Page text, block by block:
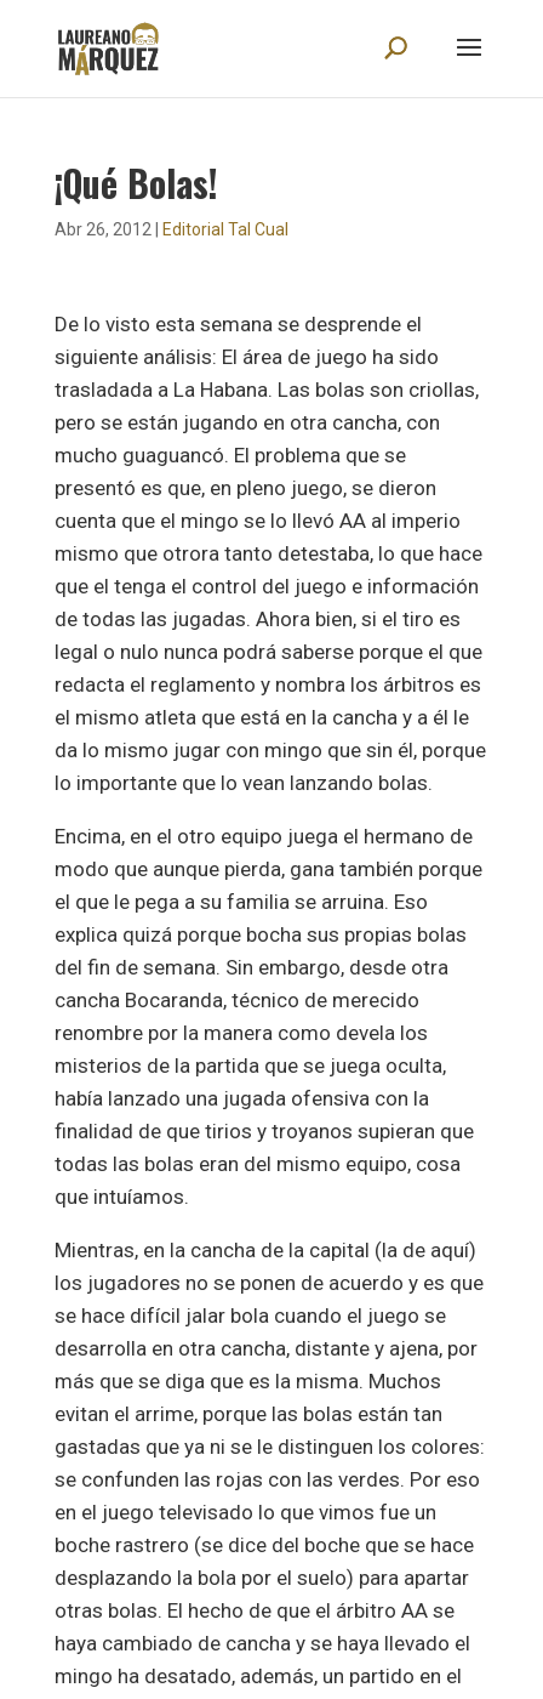
¡Qué Bolas!
Abr 26, 2012 Editorial Tal Cual
De lo visto esta semana se desprende el
siguiente análisis: El área de juego ha sido
trasladada a La Habana. Las bolas son criollas,
pero se están jugando en otra cancha, con
mucho guaguancó. El problema que se
presentó es que, en pleno juego, se dieron
cuenta que el mingo se lo llevó AA al imperio
mismo que otrora tanto detestaba, lo que hace
que el tenga el control del juego e información
de todas las jugadas. Ahora bien, si el tiro es
legal o nulo nunca podrá saberse porque el que
redacta el reglamento y nombra los árbitros es
el mismo atleta que está en la cancha y a él le
da lo mismo jugar con mingo que sin él, porque
lo importante que lo vean lanzando bolas.
Encima, en el otro equipo juega el hermano de
modo que aunque pierda, gana también porque
el que le pega a su familia se arruina. Eso
explica quizá porque bocha sus propias bolas
del fin de semana. Sin embargo, desde otra
cancha Bocaranda, técnico de merecido
renombre por la manera como devela los
misterios de la partida que se juega oculta,
había lanzado una jugada ofensiva con la
finalidad de que tirios y troyanos supieran que
todas las bolas eran del mismo equipo, cosa
que intuíamos.
Mientras, en la cancha de la capital (la de aquí)
los jugadores no se ponen de acuerdo y es que
se hace difícil jalar bola cuando el juego se
desarrolla en otra cancha, distante y ajena, por
más que se diga que es la misma. Muchos
evitan el arrime, porque las bolas están tan
gastadas que ya ni se le distinguen los colores:
se confunden las rojas con las verdes. Por eso
en el juego televisado lo que vimos fue un
boche rastrero (se dice del boche que se hace
desplazando la bola por el suelo) para apartar
otras bolas. El hecho de que el árbitro AA se
haya cambiado de cancha y se haya llevado el
mingo ha desatado, además, un partido en el